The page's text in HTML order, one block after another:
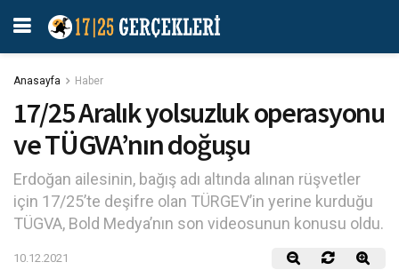
Anasayfa Haber
17/25 Aralık yolsuzluk operasyonu
ve TÜGVA’nın doğuşu
Erdoğan ailesinin, bağış adı altında alınan rüşvetler
için 17/25’te deşifre olan TÜRGEV’in yerine kurduğu
TÜGVA, Bold Medya’nın son videosunun konusu oldu.
10.12.2021